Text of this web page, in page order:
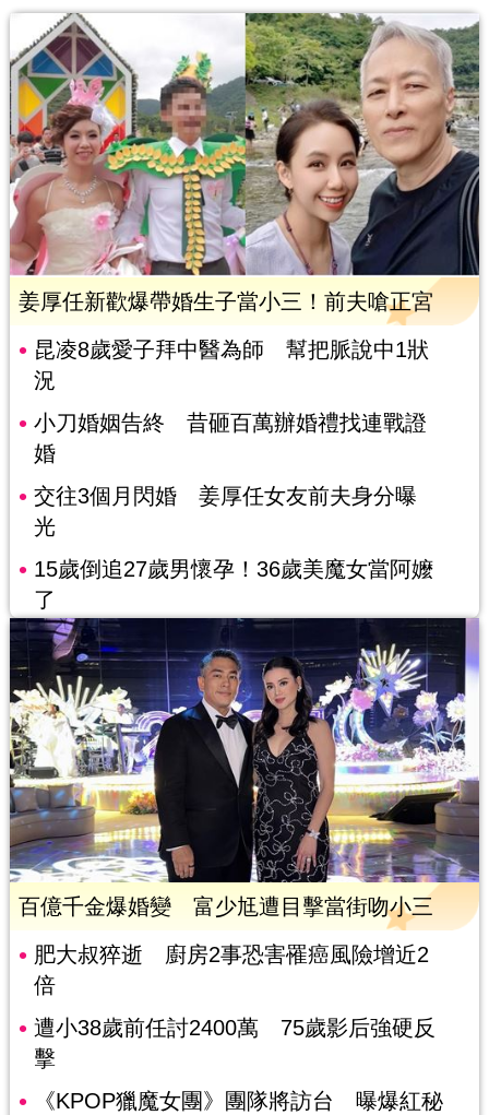
姜厚任新歡爆帶婚生子當小三！前夫嗆正宮
昆凌8歲愛子拜中醫為師 幫把脈說中1狀
況
小刀婚姻告終 昔砸百萬辦婚禮找連戰證
婚
交往3個月閃婚 姜厚任女友前夫身分曝
光
15歲倒追27歲男懷孕！36歲美魔女當阿嬤
了
百億千金爆婚變 富少尪遭目擊當街吻小三
肥大叔猝逝 廚房2事恐害罹癌風險增近2
倍
遭小38歲前任討2400萬 75歲影后強硬反
擊
《KPOP獵魔女團》團隊將訪台 曝爆紅秘